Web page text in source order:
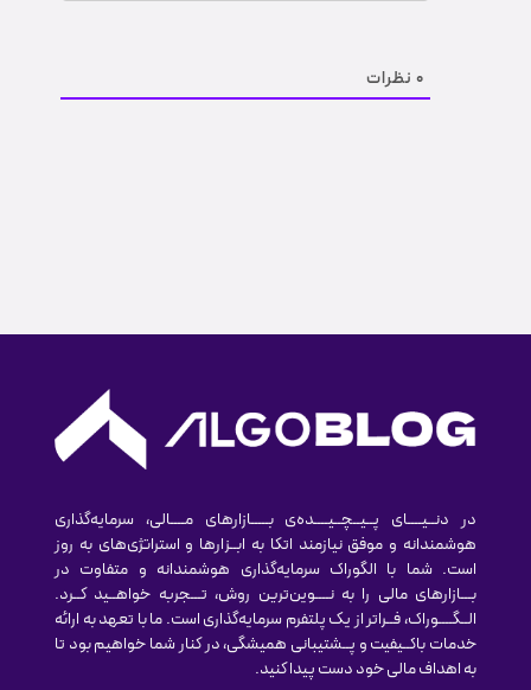
0 نظرات
در دنــیــــای پــیــچــیــــده‌ی بـــــازارهای مــــالی، سرمایه‌گذاری
هوشمندانه و موفق نیازمند اتکا به ابــزارها و استراتژی‌های به روز
است. شما با الگوراک سرمایه‌گذاری هوشمندانه و متفاوت در
بـــازارهای مالی را به نــــوین‌ترین روش‌، تـــجربه خواهــید کــرد.
الــگــــوراک، فــراتر از یک پلتفرم سرمایه‌گذاری است. ما با تعهد به ارائه
خدمات باکــیفیت و پــشتیبانی همیشگی، در کنار شما خواهیم بود تا
به اهداف مالی خود دست پیدا کنید.